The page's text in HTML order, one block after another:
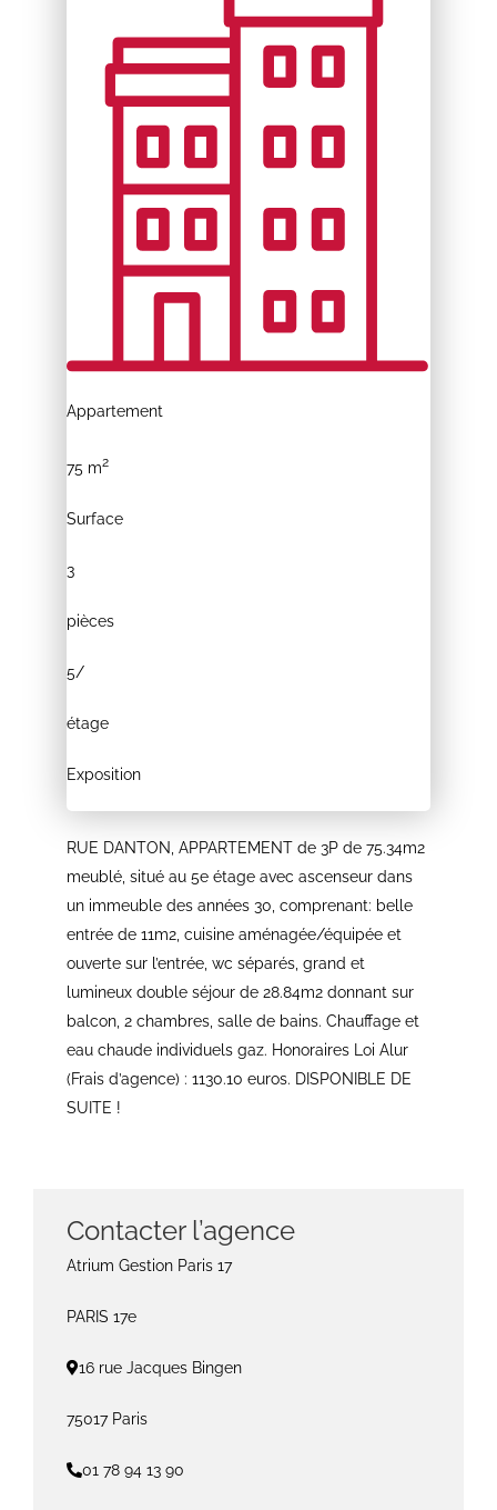
Appartement
75 m2
Surface
3
pièces
5/
étage
Exposition
RUE DANTON, APPARTEMENT de 3P de 75.34m2
meublé, situé au 5e étage avec ascenseur dans
un immeuble des années 30, comprenant: belle
entrée de 11m2, cuisine aménagée/équipée et
ouverte sur l’entrée, wc séparés, grand et
lumineux double séjour de 28.84m2 donnant sur
balcon, 2 chambres, salle de bains. Chauffage et
eau chaude individuels gaz. Honoraires Loi Alur
(Frais d’agence) : 1130.10 euros. DISPONIBLE DE
SUITE !
Contacter l’agence
Atrium Gestion Paris 17
PARIS 17e
16 rue Jacques Bingen
75017 Paris
01 78 94 13 90